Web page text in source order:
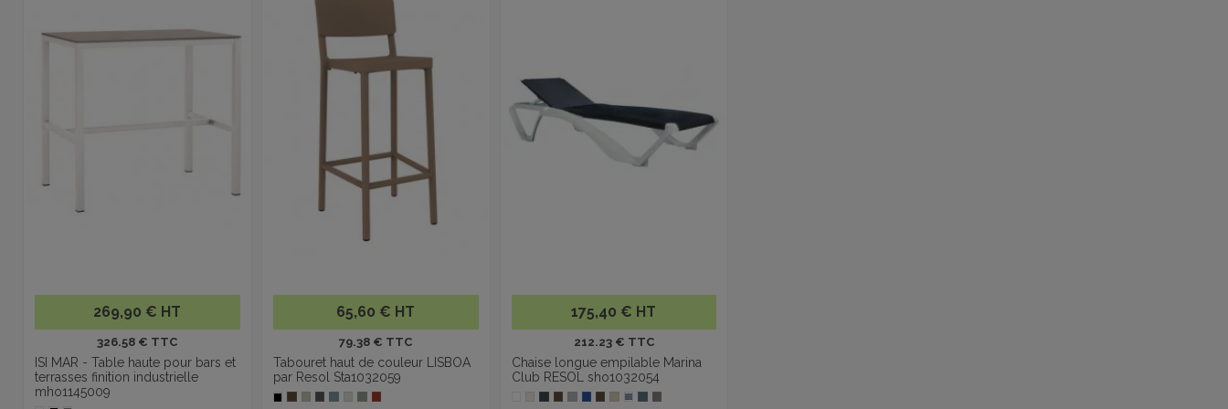
269,90 € HT
326.58 € TTC
ISI MAR - Table haute pour bars et
terrasses finition industrielle
mho1145009
65,60 € HT
79.38 € TTC
Tabouret haut de couleur LISBOA
par Resol Sta1032059
175,40 € HT
212.23 € TTC
Chaise longue empilable Marina
Club RESOL sho1032054